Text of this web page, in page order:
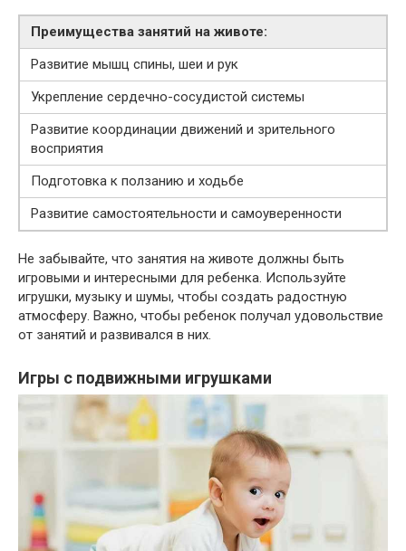
Преимущества занятий на животе:
Развитие мышц спины, шеи и рук
Укрепление сердечно-сосудистой системы
Развитие координации движений и зрительного
восприятия
Подготовка к ползанию и ходьбе
Развитие самостоятельности и самоуверенности
Не забывайте, что занятия на животе должны быть
игровыми и интересными для ребенка. Используйте
игрушки, музыку и шумы, чтобы создать радостную
атмосферу. Важно, чтобы ребенок получал удовольствие
от занятий и развивался в них.
Игры с подвижными игрушками